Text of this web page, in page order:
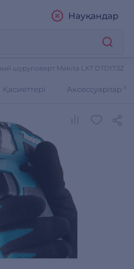
Науқандар
шуруповерт Makita LXT DTD173Z
Қасиеттері Аксессуарлар 6